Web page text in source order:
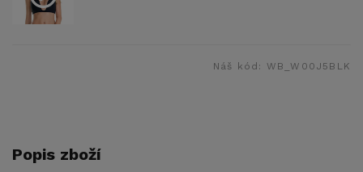
Náš kód: WB_W00J5BLK
Popis zboží